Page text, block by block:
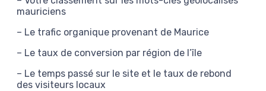
mauriciens
– Le trafic organique provenant de Maurice
– Le taux de conversion par région de l’île
– Le temps passé sur le site et le taux de rebond
des visiteurs locaux